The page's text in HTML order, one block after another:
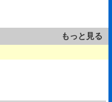
もっと見る